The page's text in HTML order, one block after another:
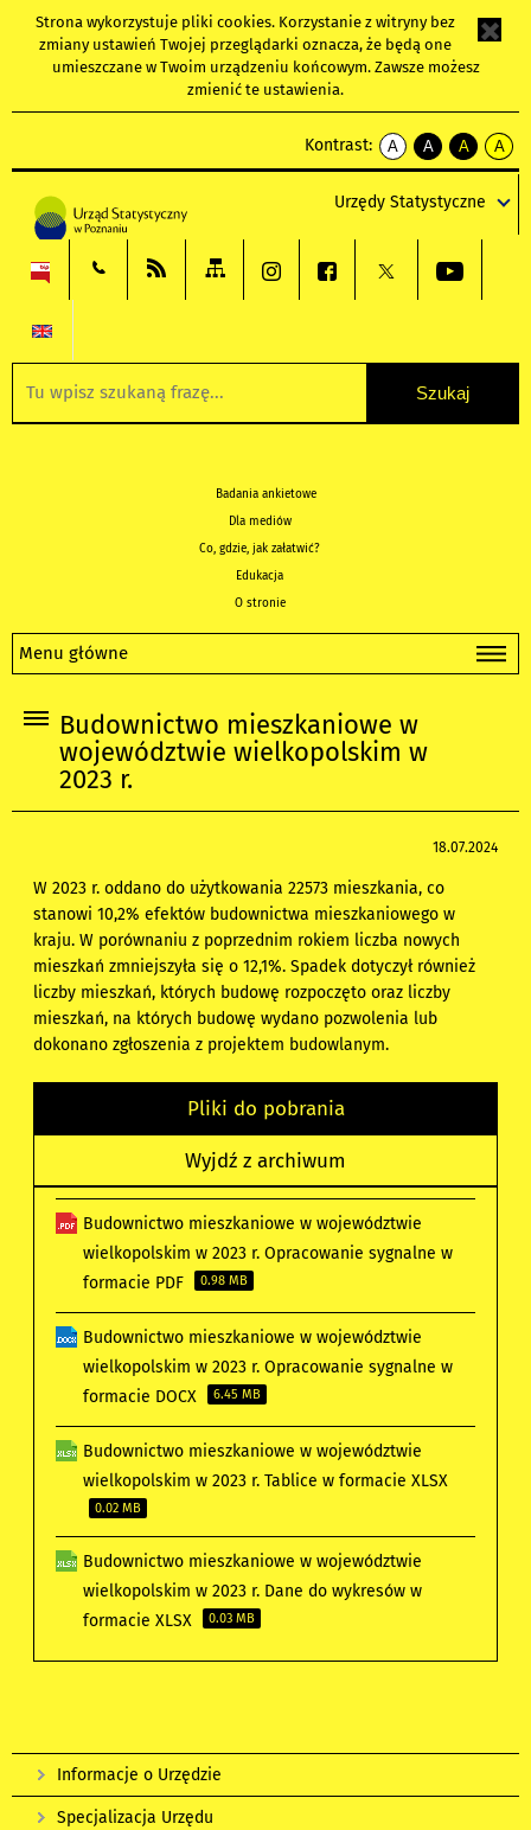
Strona wykorzystuje pliki cookies. Korzystanie z witryny bez
zmiany ustawień Twojej przeglądarki oznacza, że będą one
umieszczane w Twoim urządzeniu końcowym. Zawsze możesz
zmienić te ustawienia.
Kontrast:
A
kontrast
A
kontrast
tekst
czarnym
A
kontrast
tekst
czarnym
A
tekst
żółtym
Urzędy Statystyczne
Badania ankietowe
Dla mediów
Co, gdzie, jak załatwić?
Edukacja
O stronie
Menu główne
Budownictwo mieszkaniowe w
województwie wielkopolskim w
2023 r.
18.07.2024
W 2023 r. oddano do użytkowania 22573 mieszkania, co
stanowi 10,2% efektów budownictwa mieszkaniowego w
kraju. W porównaniu z poprzednim rokiem liczba nowych
mieszkań zmniejszyła się o 12,1%. Spadek dotyczył również
liczby mieszkań, których budowę rozpoczęto oraz liczby
mieszkań, na których budowę wydano pozwolenia lub
dokonano zgłoszenia z projektem budowlanym.
Pliki do pobrania
Wyjdź z archiwum
Budownictwo mieszkaniowe w województwie
wielkopolskim w 2023 r. Opracowanie sygnalne w
formacie PDF
0.98 MB
Budownictwo mieszkaniowe w województwie
wielkopolskim w 2023 r. Opracowanie sygnalne w
formacie DOCX
6.45 MB
Budownictwo mieszkaniowe w województwie
wielkopolskim w 2023 r. Tablice w formacie XLSX
0.02 MB
Budownictwo mieszkaniowe w województwie
wielkopolskim w 2023 r. Dane do wykresów w
formacie XLSX
0.03 MB
Informacje o Urzędzie
Specjalizacja Urzędu